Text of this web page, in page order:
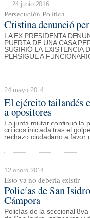
24 junio 2016
Persecución Política
Cristina denunció
LA EX PRESIDENTA
PUERTA DE UNA CASA
SUGIRIÓ LA EXISTENCIA
PERSIGUE A
24 mayo 2014
El ejército tailandés
a opositores
La junta militar continuó la
críticos iniciada tras el
rechazo ciudadano a favor
12 enero 2014
Esto ya no debería existir
Policías de San
Cámpora
Policías de la seccional